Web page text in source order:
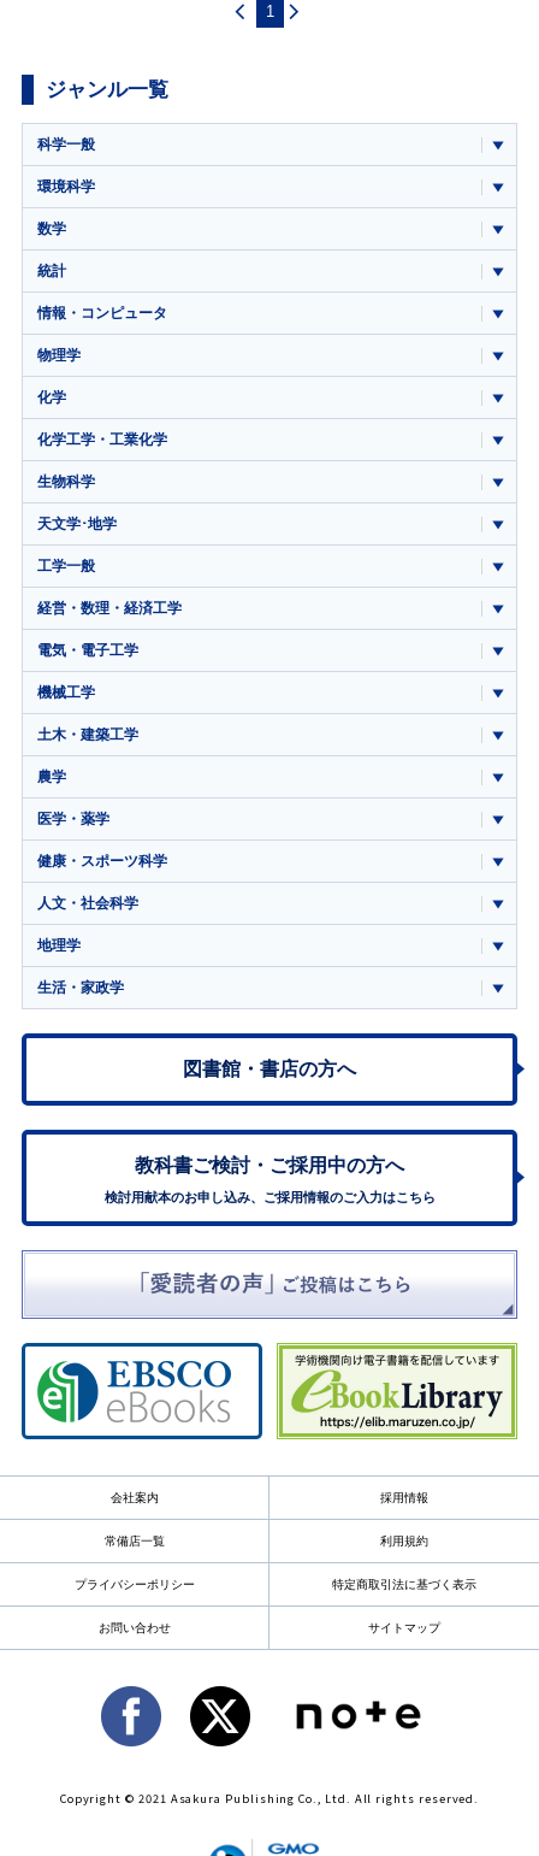
1
ジャンル一覧
科学一般
環境科学
数学
統計
情報・コンピュータ
物理学
化学
化学工学・工業化学
生物科学
天文学･地学
工学一般
経営・数理・経済工学
電気・電子工学
機械工学
土木・建築工学
農学
医学・薬学
健康・スポーツ科学
人文・社会科学
地理学
生活・家政学
図書館・書店の方へ
教科書ご検討・ ご採用中の方へ
検討用献本のお申し込み、ご採用情報のご入力はこちら
会社案内 採用情報
常備店一覧 利用規約
プライバシーポリシー 特定商取引法に基づく表示
お問い合わせ サイトマップ
Copyright © 2021 Asakura Publishing Co., Ltd. All rights reserved.